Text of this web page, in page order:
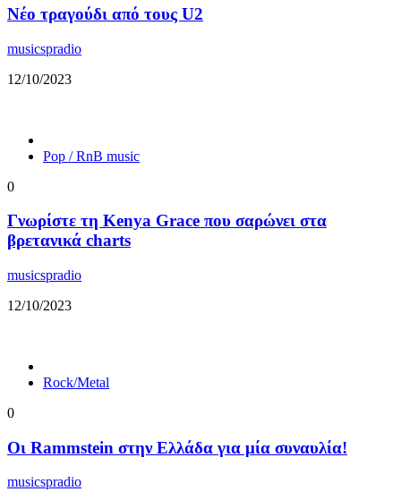
Νέο τραγούδι από τους U2
musicspradio
12/10/2023
Pop / RnB music
0
Γνωρίστε τη Kenya Grace που σαρώνει στα
βρετανικά charts
musicspradio
12/10/2023
Rock/Metal
0
Οι Rammstein στην Ελλάδα για μία συναυλία!
musicspradio